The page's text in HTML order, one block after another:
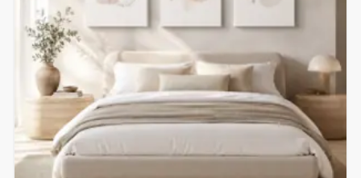
mogu
odabrati
na
stranici
proizvoda